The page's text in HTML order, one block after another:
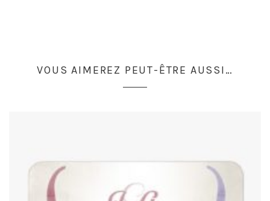
VOUS AIMEREZ PEUT-ÊTRE AUSSI…